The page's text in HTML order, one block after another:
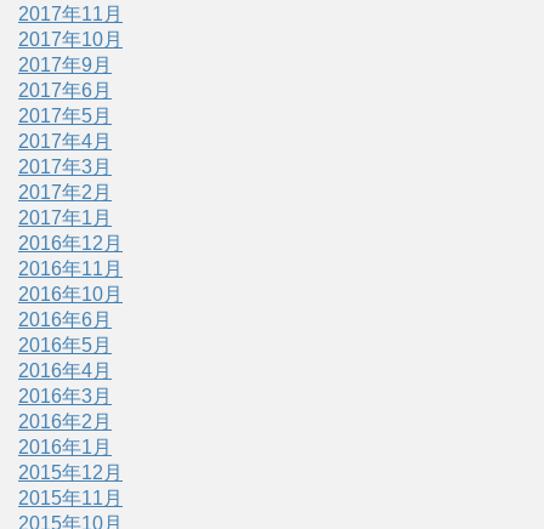
2017年11月
2017年10月
2017年9月
2017年6月
2017年5月
2017年4月
2017年3月
2017年2月
2017年1月
2016年12月
2016年11月
2016年10月
2016年6月
2016年5月
2016年4月
2016年3月
2016年2月
2016年1月
2015年12月
2015年11月
2015年10月